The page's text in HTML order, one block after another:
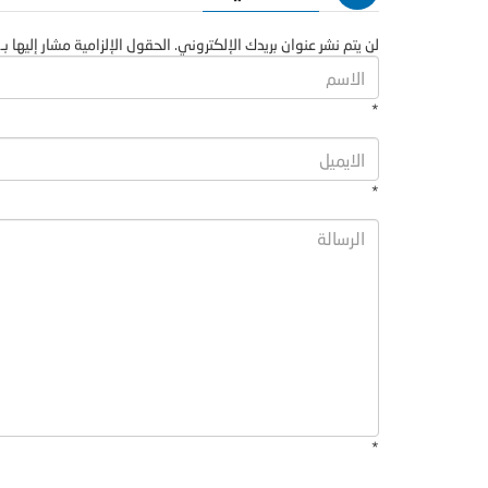
لن يتم نشر عنوان بريدك الإلكتروني. الحقول الإلزامية مشار إليها
*
*
*